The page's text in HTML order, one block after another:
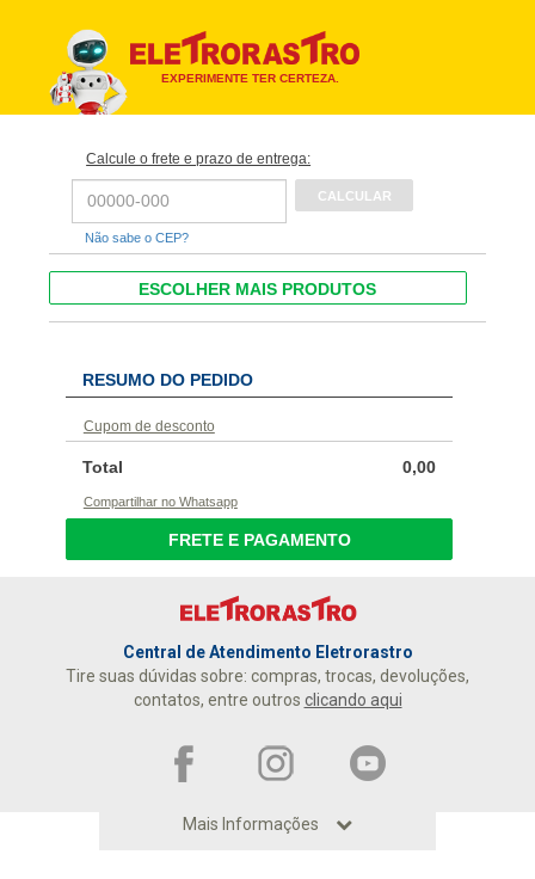
EXPERIMENTE TER CERTEZA.
Calcule o frete e prazo de entrega:
Não sabe o CEP?
ESCOLHER MAIS PRODUTOS
RESUMO DO PEDIDO
Cupom de desconto
Total 0,00
Compartilhar no Whatsapp
FRETE E PAGAMENTO
Central de Atendimento Eletrorastro
Tire suas dúvidas sobre: compras, trocas, devoluções,
contatos, entre outros clicando aqui
Mais Informações